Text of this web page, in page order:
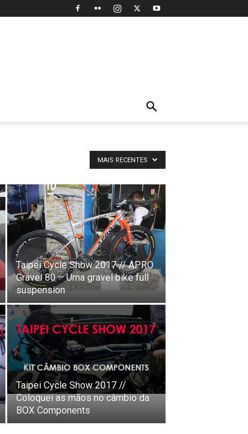
MAIS RECENTES
Taipei Cycle Show 2017 // APRO
Gravel 80 – Uma gravel bike full
suspension
Taipei Cycle Show 2017 //
Coloquei as mãos no câmbio da
BOX Components